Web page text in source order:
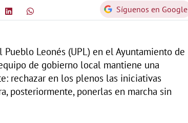
Síguenos en Google
Leonés (UPL) en el Ayuntamiento de
de gobierno local mantiene una
rechazar en los plenos las iniciativas
posteriormente, ponerlas en marcha sin